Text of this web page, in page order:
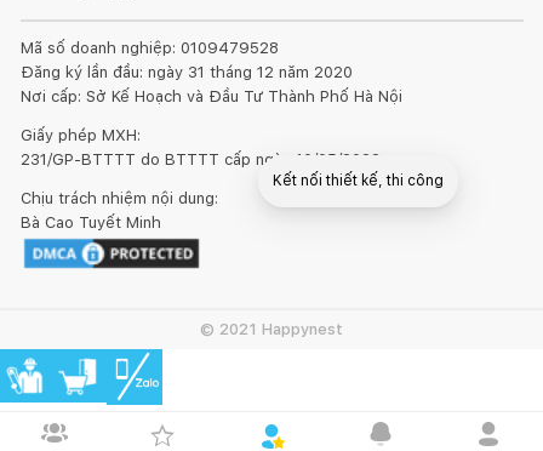
Mã số doanh nghiệp: 0109479528
Đăng ký lần đầu: ngày 31 tháng 12 năm 2020
Nơi cấp: Sở Kế Hoạch và Đầu Tư Thành Phố Hà Nội
Giấy phép MXH:
231/GP-BTTTT do BTTTT cấp ngày 10/05/2022
Chịu trách nhiệm nội dung:
Bà Cao Tuyết Minh
© 2021 Happynest
Kết nối thiết kế, thi công